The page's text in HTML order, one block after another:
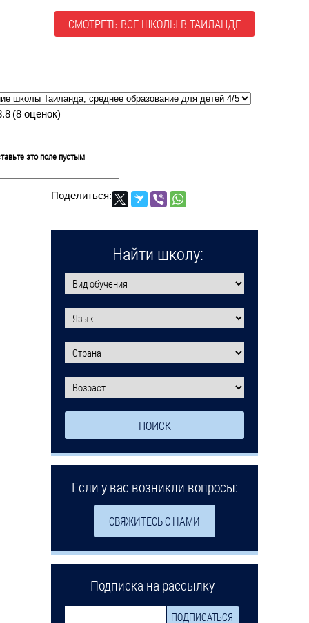
СМОТРЕТЬ ВСЕ ШКОЛЫ В ТАИЛАНДЕ
(8 оценок)
это поле пустым
Поделиться:
Найти школу:
Если у вас возникли вопросы:
СВЯЖИТЕСЬ С НАМИ
Подписка на рассылку